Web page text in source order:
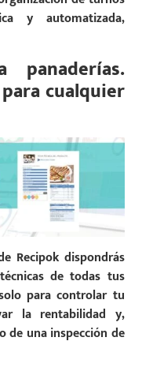
y automatizada,
panaderías.
cualquier
Recipok dispondrás
de todas tus
para controlar tu
la rentabilidad y,
de una inspección de